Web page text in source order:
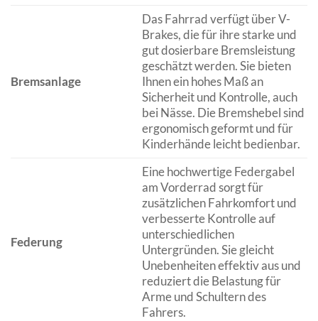
Bremsanlage
Das Fahrrad verfügt über V-
Brakes, die für ihre starke und
gut dosierbare Bremsleistung
geschätzt werden. Sie bieten
Ihnen ein hohes Maß an
Sicherheit und Kontrolle, auch
bei Nässe. Die Bremshebel sind
ergonomisch geformt und für
Kinderhände leicht bedienbar.
Federung
Eine hochwertige Federgabel
am Vorderrad sorgt für
zusätzlichen Fahrkomfort und
verbesserte Kontrolle auf
unterschiedlichen
Untergründen. Sie gleicht
Unebenheiten effektiv aus und
reduziert die Belastung für
Arme und Schultern des
Fahrers.